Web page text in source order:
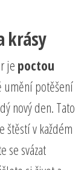
krásy
je poctou
umění potěšení
nový den. Tato
štěstí v každém
se svázat